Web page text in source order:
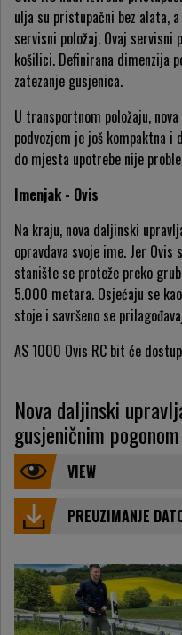
ulja su pristupačni bez alata,
servisni položaj. Ovaj
košilici. Definirana dimenzija
zatezanje gusjenica.
U transportnom položaju,
podvozjem je još kompaktna
do mjesta upotrebe nije
Imenjak - Ovis
Na kraju, nova daljinski
opravdava svoje ime. Jer
stanište se proteže preko
5.000 metara. Osjećaju se
stoje i savršeno se
AS 1000 Ovis RC bit će
Nova daljinski
gusjeničnim
VIEW
PREUZIMANJE